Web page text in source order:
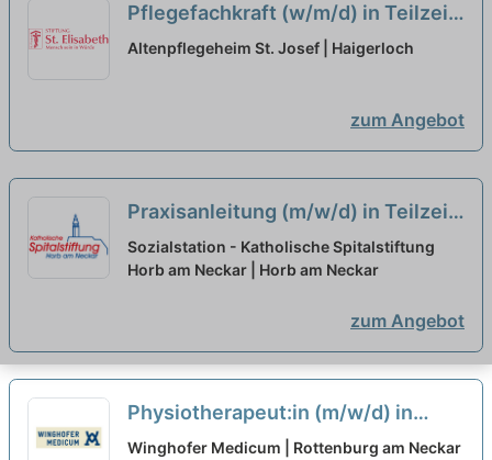
Pflegefachkraft (w/m/d) in Teilzeit
- Hier gehören Sie hin! neu
Altenpflegeheim St. Josef | Haigerloch
zum Angebot
Praxisanleitung (m/w/d) in Teilzeit
(50-75%)- Bei einem verlässlichen
Arbeitgeber!
neu
Sozialstation - Katholische Spitalstiftung
Horb am Neckar | Horb am Neckar
zum Angebot
Physiotherapeut:in (m/w/d) in
Teilzeit - Wir suchen Sie für die
Winghofer Medicum | Rottenburg am Neckar